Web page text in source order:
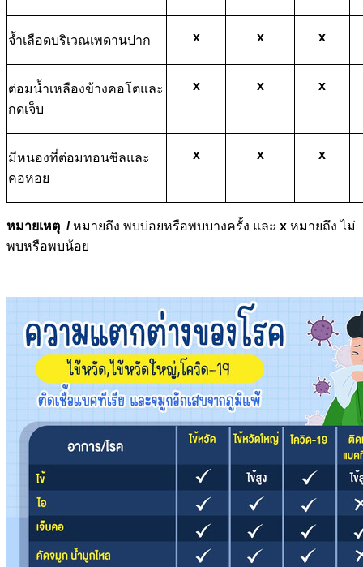
จ้ำเลือดบริเวณเพดานปาก x x x
ต่อมน้ำเหลืองข้างคอโตและ
กดเจ็บ
x x x
มีหนองที่ต่อมทอนซิลและ
คอหอย
x x x
หมายเหตุ /หมายถึง พบบ่อยหรือพบบางครั้ง และ x หมายถึง ไม่
พบหรือพบน้อย